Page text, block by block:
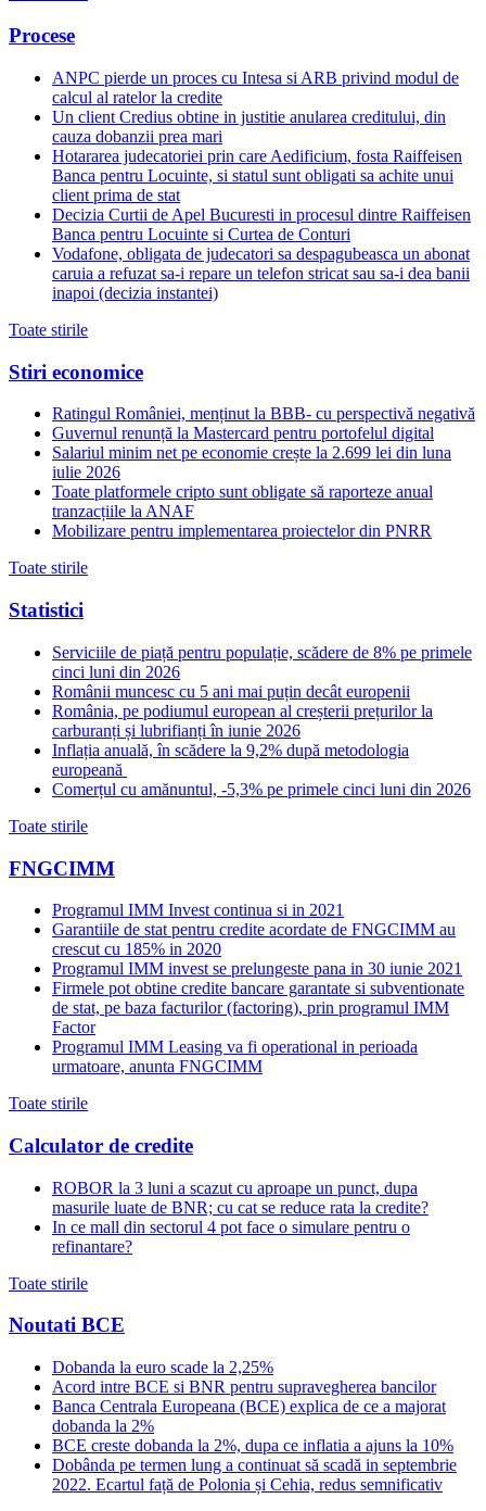
Procese
ANPC pierde un proces cu Intesa si ARB privind modul de
calcul al ratelor la credite
Un client Credius obtine in justitie anularea creditului, din
cauza dobanzii prea mari
Hotararea judecatoriei prin care Aedificium, fosta Raiffeisen
Banca pentru Locuinte, si statul sunt obligati sa achite unui
client prima de stat
Decizia Curtii de Apel Bucuresti in procesul dintre Raiffeisen
Banca pentru Locuinte si Curtea de Conturi
Vodafone, obligata de judecatori sa despagubeasca un abonat
caruia a refuzat sa-i repare un telefon stricat sau sa-i dea banii
inapoi (decizia instantei)
Toate stirile
Stiri economice
Ratingul României, menținut la BBB- cu perspectivă negativă
Guvernul renunță la Mastercard pentru portofelul digital
Salariul minim net pe economie crește la 2.699 lei din luna
iulie 2026
Toate platformele cripto sunt obligate să raporteze anual
tranzacțiile la ANAF
Mobilizare pentru implementarea proiectelor din PNRR
Toate stirile
Statistici
Serviciile de piață pentru populație, scădere de 8% pe primele
cinci luni din 2026
Românii muncesc cu 5 ani mai puțin decât europenii
România, pe podiumul european al creșterii prețurilor la
carburanți și lubrifianți în iunie 2026
Inflația anuală, în scădere la 9,2% după metodologia
europeană
Comerțul cu amănuntul, -5,3% pe primele cinci luni din 2026
Toate stirile
FNGCIMM
Programul IMM Invest continua si in 2021
Garantiile de stat pentru credite acordate de FNGCIMM au
crescut cu 185% in 2020
Programul IMM invest se prelungeste pana in 30 iunie 2021
Firmele pot obtine credite bancare garantate si subventionate
de stat, pe baza facturilor (factoring), prin programul IMM
Factor
Programul IMM Leasing va fi operational in perioada
urmatoare, anunta FNGCIMM
Toate stirile
Calculator de credite
ROBOR la 3 luni a scazut cu aproape un punct, dupa
masurile luate de BNR; cu cat se reduce rata la credite?
In ce mall din sectorul 4 pot face o simulare pentru o
refinantare?
Toate stirile
Noutati BCE
Dobanda la euro scade la 2,25%
Acord intre BCE si BNR pentru supravegherea bancilor
Banca Centrala Europeana (BCE) explica de ce a majorat
dobanda la 2%
BCE creste dobanda la 2%, dupa ce inflatia a ajuns la 10%
Dobânda pe termen lung a continuat să scadă in septembrie
2022. Ecartul față de Polonia și Cehia, redus semnificativ